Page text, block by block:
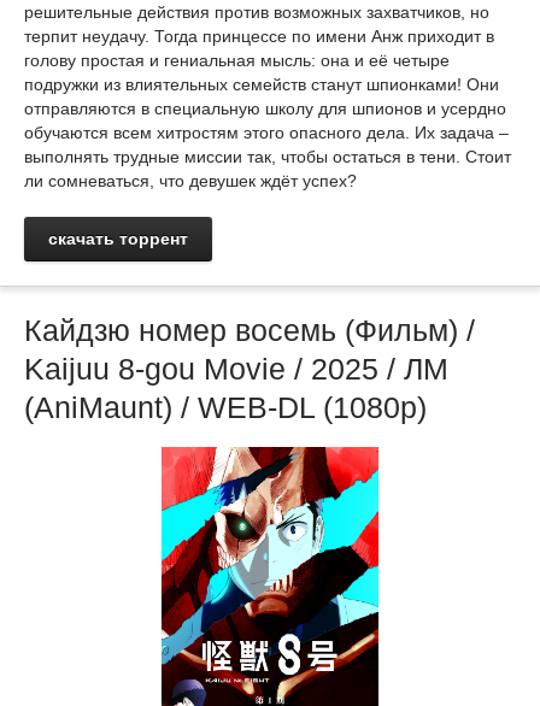
решительные действия против возможных захватчиков, но
терпит неудачу. Тогда принцессе по имени Анж приходит в
голову простая и гениальная мысль: она и её четыре
подружки из влиятельных семейств станут шпионками! Они
отправляются в специальную школу для шпионов и усердно
обучаются всем хитростям этого опасного дела. Их задача –
выполнять трудные миссии так, чтобы остаться в тени. Стоит
ли сомневаться, что девушек ждёт успех?
скачать торрент
Кайдзю номер восемь (Фильм) /
Kaijuu 8-gou Movie / 2025 / ЛМ
(AniMaunt) / WEB-DL (1080p)